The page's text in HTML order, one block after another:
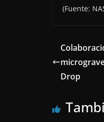
(Fuente:
Drop